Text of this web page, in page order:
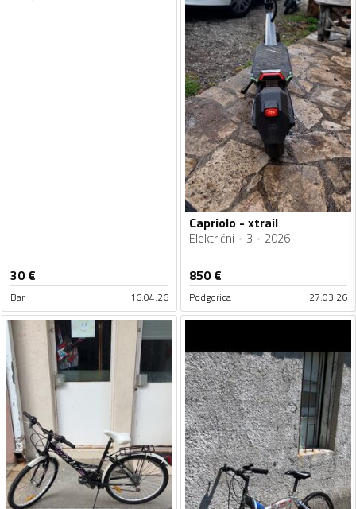
30€
Bar 16.04.26
Capriolo - xtrail
Električni 3 2026
850€
Podgorica 27.03.26